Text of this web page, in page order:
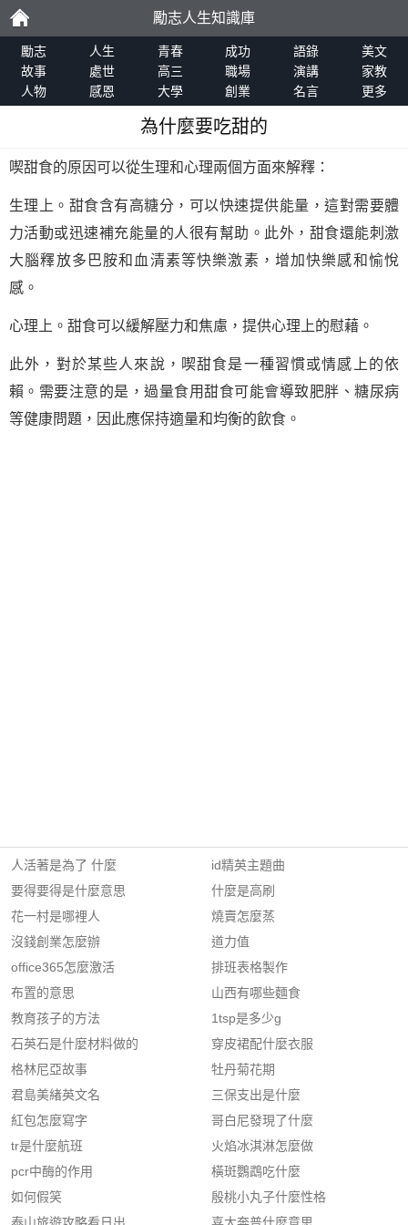
勵
志
勵志人生知識庫
勵志 人生 青春 成功 語錄
美文
故事
處世 高三 職場 演講
家教
人物
感恩 大學 創業 名言 更多
為什麼要吃甜的
喫甜食的原因可以從生理和心理兩個方面來解釋：
生理上。甜食含有高糖分，可以快速提供能量，這對需要體
力活動或迅速補充能量的人很有幫助。此外，甜食還能刺激
大腦釋放多巴胺和血清素等快樂激素，增加快樂感和愉悅
感。
心理上。甜食可以緩解壓力和焦慮，提供心理上的慰藉。
此外，對於某些人來說，喫甜食是一種習慣或情感上的依
賴。需要注意的是，過量食用甜食可能會導致肥胖、糖尿病
等健康問題，因此應保持適量和均衡的飲食。
人活著是為了 什麼
要得要得是什麼意思
花一村是哪裡人
沒錢創業怎麼辦
office365怎麼激活
布置的意思
教育孩子的方法
石英石是什麼材料做的
格林尼亞故事
君島美緖英文名
紅包怎麼寫字
tr是什麼航班
pcr中酶的作用
如何假笑
id精英主題曲
什麼是高刷
燒賣怎麼蒸
道力值
排班表格製作
山西有哪些麵食
1tsp是多少g
穿皮裙配什麼衣服
牡丹菊花期
三保支出是什麼
哥白尼發現了什麼
火焰冰淇淋怎麼做
橫斑鸚鵡吃什麼
殷桃小丸子什麼性格